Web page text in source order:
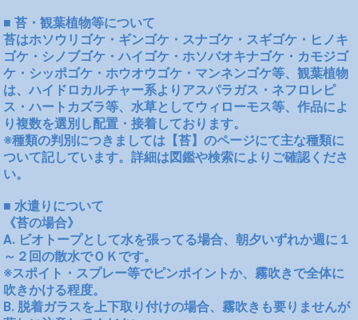
■ 苔・観葉植物等について
苔はホソウリゴケ・ギンゴケ・スナゴケ・スギゴケ・ヒノキ
ゴケ・シノブゴケ・ハイゴケ・ホソバオキナゴケ・カモジゴ
ケ・シッポゴケ・ホウオウゴケ・マンネンゴケ等、観葉植物
は、ハイドロカルチャー系よりアスパラガス・ネフロレピ
ス・ハートカズラ等、水草としてウィローモス等、作品によ
り複数を選別し配置・接着しております。
※種類の判別につきましては【苔】のページにて主な種類に
ついて記しています。詳細は図鑑や検索によりご確認くださ
い。
■ 水遣りについて
《苔の場合》
A. ビオトープとして水を張ってる場合、朝夕いずれか週に１
～２回の散水でＯＫです。
※スポイト・スプレー等でピンポイントか、霧吹きで全体に
吹きかける程度。
B. 脱着ガラスを上下取り付けの場合、霧吹きも要りませんが